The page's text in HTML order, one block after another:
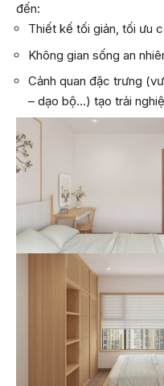
đến:
Thiết kế tối giản, tối ưu
Không gian sống an
Cảnh quan đặc trưng
– dạo bộ…) tạo trải